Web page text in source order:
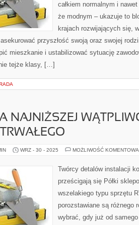
całkiem normalnym i
że modnym – ukazuje to
krajach rozwijających się,
przyszłość swoją oraz swojej
mieszkanie i ustabilizować sytuację
tejże klasy, […]
NAJNIŻSZEJ
WRZ - 30 - 2025 MOŻLIWOŚĆ
Twórcy detalów instalacji
prześcigają się Półki
wszelakiego typu sprzętu
porozstawiane są różnego
wybrać, gdy już od